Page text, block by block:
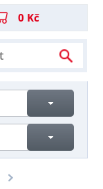
0 Kč